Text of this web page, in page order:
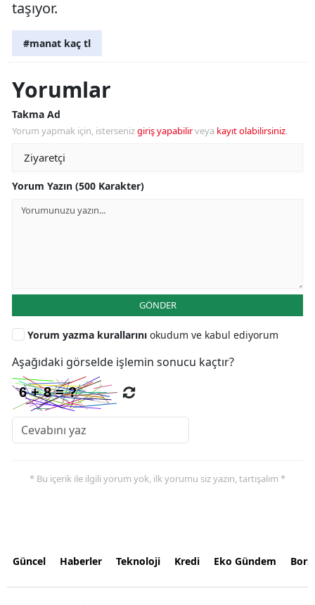
taşıyor.
#manat kaç tl
Yorumlar
Takma Ad
Yorum yapmak için, istersenizgiriş yapabilirveya kayıt olabilirsiniz.
Yorum Yazın (500 Karakter)
GÖNDER
Yorum yazma kurallarını okudum ve kabul ediyorum
Aşağıdaki görselde işlemin sonucu kaçtır?
* Bu içerik ile ilgili yorum yok, ilk yorumu siz yazın, tartışalım *
Güncel Haberler Teknoloji Kredi Eko Gündem